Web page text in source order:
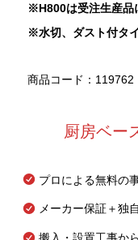
※H800は受注生産品
※水切、ダスト付タ
商品コード：119762
厨房ベー
プロによる無料の
メーカー保証＋独